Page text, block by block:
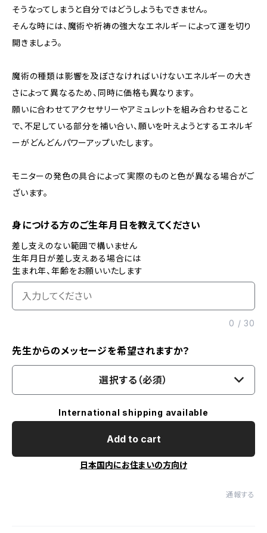
そうなってしまうと自分ではどうしようもできません。
そんな時には、魔術や祈祷の強大なエネルギーによって運を切り
開きましょう。
魔術の種類は影響を及ぼさなければいけないエネルギーの大き
さによって異なるため、同時に価格も異なります。
願いに合わせてアクセサリーやアミュレットを組み合わせること
で、不足している部分を補い合い、願いを叶えようとするエネルギ
ーがどんどんパワーアップいたします。
モニターの発色の具合によって実際のものと色が異なる場合がご
ざいます。
身につける方のご生年月日を教えてください
差し支えのない範囲で構いません
生年月日が差し支えある場合には
生まれ年、年齢をお願いいたします
0 /30
先生からのメッセージを希望されますか？
選択する（必須）
International shipping available
Add to cart
日本国内にお住まいの方向け
通報する